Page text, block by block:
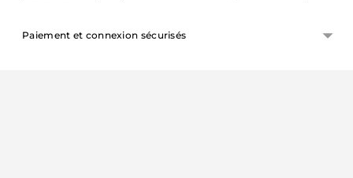
Paiement et connexion sécurisés